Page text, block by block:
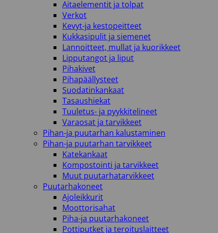
Aitaelementit ja tolpat
Verkot
Kevyt-ja kestopeitteet
Kukkasipulit ja siemenet
Lannoitteet, mullat ja kuorikkeet
Lipputangot ja liput
Pihakivet
Pihapäällysteet
Suodatinkankaat
Tasaushiekat
Tuuletus- ja pyykkitelineet
Varaosat ja tarvikkeet
Pihan-ja puutarhan kalustaminen
Pihan-ja puutarhan tarvikkeet
Katekankaat
Kompostointi ja tarvikkeet
Muut puutarhatarvikkeet
Puutarhakoneet
Ajoleikkurit
Moottorisahat
Piha-ja puutarhakoneet
Pottiputket ja teroituslaitteet